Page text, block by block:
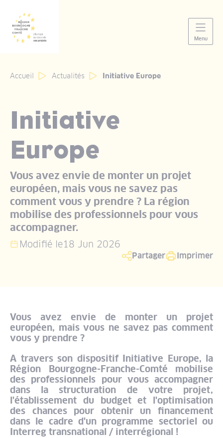
Menu
Accueil Actualités Initiative Europe
Initiative
Europe
Vous avez envie de monter un projet
européen, mais vous ne savez pas
comment vous y prendre ? La région
mobilise des professionnels pour vous
accompagner.
Modifié le18 Jun 2026
Partager Imprimer
Vous avez envie de monter un projet
européen, mais vous ne savez pas comment
vous y prendre ?
A travers son dispositif Initiative Europe, la
Région Bourgogne-Franche-Comté mobilise
des professionnels pour vous accompagner
dans la structuration de votre projet,
l'établissement du budget et l'optimisation
des chances pour obtenir un financement
dans le cadre d'un programme sectoriel ou
Interreg transnational / interrégional !